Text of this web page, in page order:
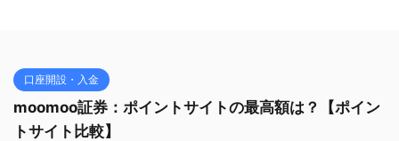
口座開設・入金
moomoo証券：ポイントサイトの最高額は？【ポイン
トサイト比較】